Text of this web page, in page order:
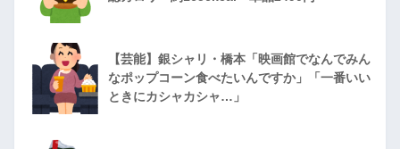
【芸能】銀シャリ・橋本「映画館でなんでみん
なポップコーン食べたいんですか」「一番いい
ときにカシャカシャ…」